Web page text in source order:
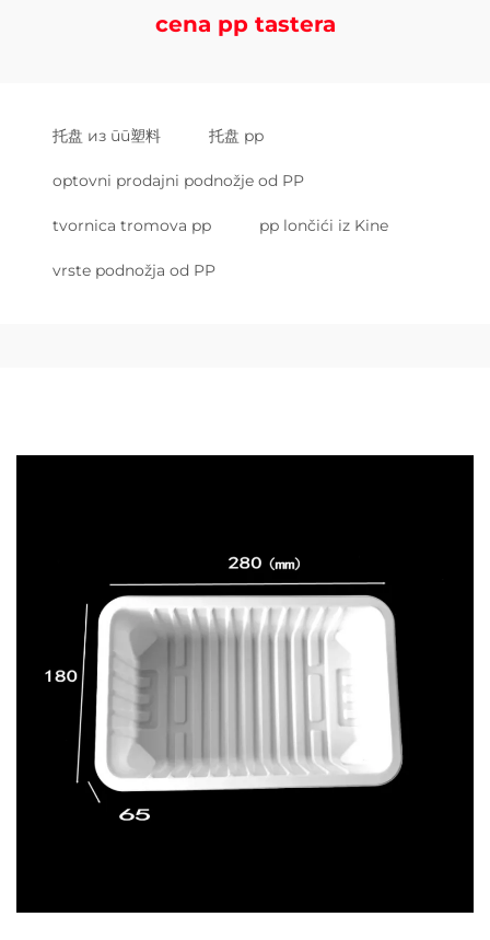
cena pp tastera
托盘 из пп塑料 托盘 pp
optovni prodajni podnožje od PP
tvornica tromova pp pp lončići iz Kine
vrste podnožja od PP